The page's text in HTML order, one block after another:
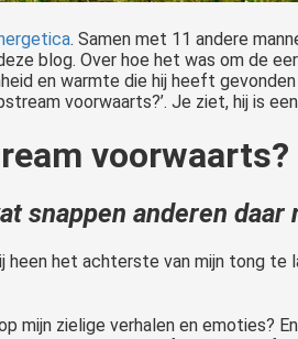
. Samen met 11 andere
blog. Over hoe het was om de
en warmte die hij heeft gevonden
voorwaarts?’. Je ziet, hij is
voorwaarts?
snappen anderen daar
het achterste van mijn tong te
mijn zielige verhalen en emoties?